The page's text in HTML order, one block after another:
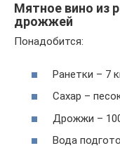
Мятное вино из
дрожжей
Понадобится:
Ранетки – 7
Сахар –
Дрожжи –
Вода